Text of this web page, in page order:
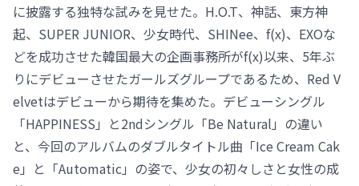
に披露する独特な試みを見せた。H.O.T、神話、東方神
起、SUPER JUNIOR、少女時代、SHINee、f(x)、EXOな
どを成功させた韓国最大の企画事務所がf(x)以来、5年ぶ
りにデビューさせたガールズグループであるため、Red V
elvetはデビューから期待を集めた。デビューシングル
「HAPPINESS」と2ndシングル「Be Natural」の違い
と、今回のアルバムのダブルタイトル曲「Ice Cream Cak
e」と「Automatic」の姿で、少女の初々しさと女性の成